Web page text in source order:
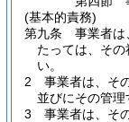
(基本的責務)
第九条
事業者は
たっては、そ
い。
2
事業者は、そ
並びにその管理
3
事業者は、そ